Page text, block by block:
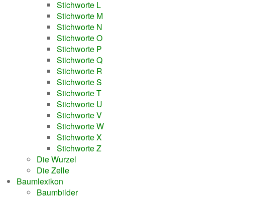
Stichworte L
Stichworte M
Stichworte N
Stichworte O
Stichworte P
Stichworte Q
Stichworte R
Stichworte S
Stichworte T
Stichworte U
Stichworte V
Stichworte W
Stichworte X
Stichworte Z
Die Wurzel
Die Zelle
Baumlexikon
Baumbilder